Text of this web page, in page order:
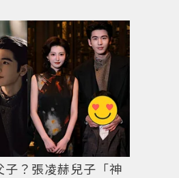
子？張凌赫兒子「神